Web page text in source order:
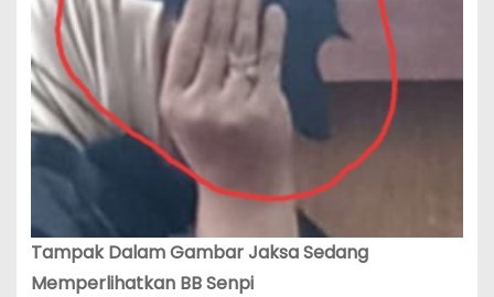
Tampak Dalam Gambar Jaksa Sedang
Memperlihatkan BB Senpi